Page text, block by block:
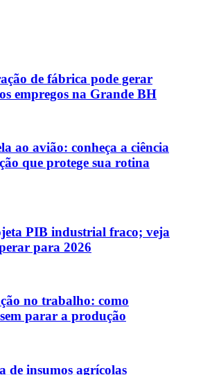
de fábrica pode gerar
empregos na Grande BH
ao avião: conheça a ciência
que protege sua rotina
PIB industrial fraco; veja
para 2026
no trabalho: como
parar a produção
de insumos agrícolas